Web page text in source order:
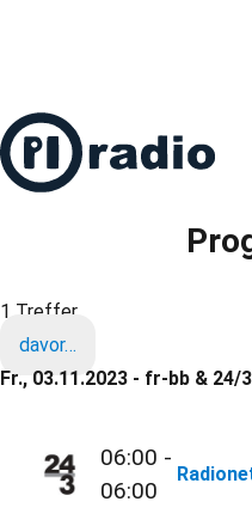
1 Treffer
davor…
Fr., 03.11.2023 - fr-bb & 24/3
06:00 -
06:00